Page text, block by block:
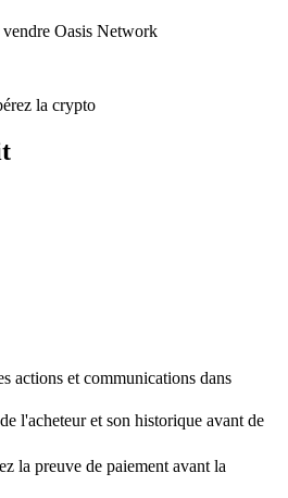
Oasis Network
la crypto
actions et communications dans
l'acheteur et son historique avant de
la preuve de paiement avant la